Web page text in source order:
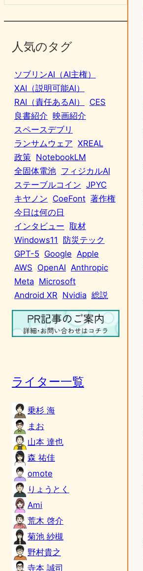
人気のタグ
ソブリンAI（AI主権）
XAI（説明可能AI）
RAI（責任あるAI）
CES
良書紹介 映画紹介
スペースデブリ
ランサムウェア XREAL
政策 NotebookLM
全固体電池 フィジカルAI
ステーブルコイン JPYC
キヤノン CoeFont 著作権
今日は何の日
インタビュー 取材
Windows11
防災テック
GPT-5 Google Apple
AWS OpenAI Anthropic
Meta Microsoft
Android XR Nvidia 総説
ライター一覧
乗杉 海
まお
山本 達也
森 祐佳
omote
りょうとく
Ami
荒木 啓介
菊池 紗槻
野村貴之
寺本 誠司